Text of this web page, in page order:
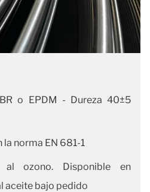
o EPDM - Dureza 40±5
norma EN 681-1
al ozono. Disponible en
aceite bajo pedido